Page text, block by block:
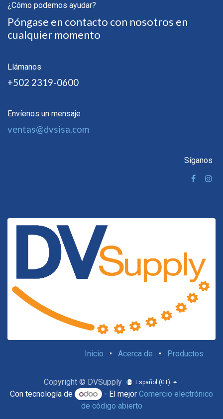
¿Cómo podemos ayudar?
Póngase en contacto con nosotros en
cualquier momento
Llámanos
+502 2319-0600
Envíenos un mensaje
ventas@dvsisa.com
Síganos
Inicio • Acerca de • Productos
Copyright © DVSupply Español (GT)
Con tecnología de - El mejor Comercio electrónico
de código abierto